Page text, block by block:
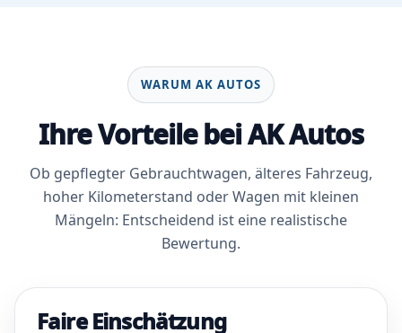
WARUM AK AUTOS
Ihre Vorteile bei AK Autos
Ob gepflegter Gebrauchtwagen, älteres Fahrzeug,
hoher Kilometerstand oder Wagen mit kleinen
Mängeln: Entscheidend ist eine realistische
Bewertung.
Faire Einschätzung